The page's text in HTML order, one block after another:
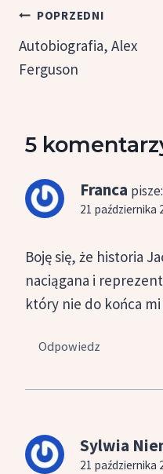
Nawigacja
wpisu
POPRZEDNI
Autobiografia, Alex
Ferguson
5
Franca pisze:
21 października
Boję się, że historia
naciągana i
który nie do końca
Odpowiedz
Sylwia
21 października